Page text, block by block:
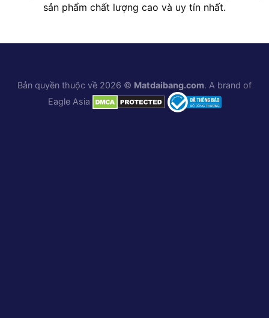
sản phẩm chất lượng cao và uy tín nhất.
Bản quyền thuộc về 2026 © Matdaibang.com. A brand of
Eagle Asia